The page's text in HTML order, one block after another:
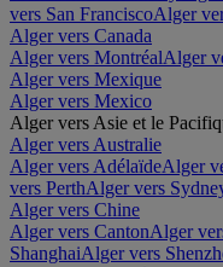
vers San FranciscoAlger
Alger vers Canada
Alger vers MontréalAlger
Alger vers Mexique
Alger vers Mexico
Alger vers Asie et le
Alger vers Australie
Alger vers AdélaïdeAlger
vers PerthAlger vers
Alger vers Chine
Alger vers CantonAlger
ShanghaiAlger vers